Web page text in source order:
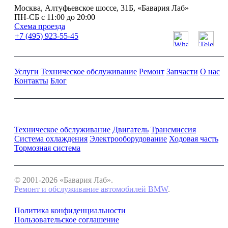
Москва, Алтуфьевское шоссе, 31Б, «Бавария Лаб»
ПН-СБ с 11:00 до 20:00
Схема проезда
+7 (495) 923-55-45
Услуги Техническое обслуживание Ремонт Запчасти О нас
Контакты Блог
Техническое обслуживание Двигатель Трансмиссия
Система охлаждения Электрооборудование Ходовая часть
Тормозная система
© 2001-2026 «Бавария Лаб».
Ремонт и обслуживание автомобилей BMW.
Политика конфиденциальности
Пользовательское соглашение